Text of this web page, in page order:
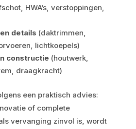
HWA’s, verstoppingen,
details (daktrimmen,
lichtkoepels)
constructie (houtwerk,
draagkracht)
een praktisch advies:
of complete
vervanging zinvol is, wordt